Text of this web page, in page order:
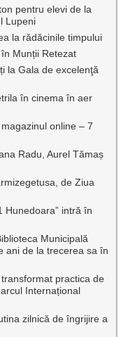
pentru elevi de la
Lupeni
la rădăcinile timpului
Munții Retezat
la Gala de excelenţă
în cinema în aer
online – 7
Radu, Aurel Tămaș
de Ziua
Hunedoara” intră în
Municipală
ani de la trecerea sa în
practica de
Internațional
zilnică de îngrijire a